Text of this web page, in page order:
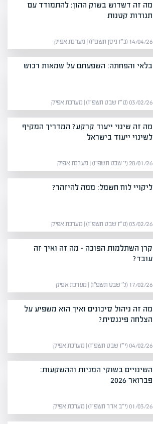
מה זה דשדוש בשוק ההון: להתמודד עם
תנודות קטנות
14/04/26 (כ״ז ניסן תשפ״ו) | מערכת אפיק
בלאי והפחתה: השפעתם על שמאות רכוש
03/02/26 (ט״ז שבט תשפ״ו) | מערכת אפיק
מה זה שינוי ייעוד קרקע? המדריך המקיף
לשינוי ייעוד בישראל
28/01/26 (י׳ שבט תשפ״ו) | מערכת אפיק
ליקויי לוח חשמל: ממה להיזהר?
03/02/26 (ט״ז שבט תשפ״ו) | מערכת אפיק
קרן השתלמות הפוכה – מה זה ואיך זה
עובד?
17/02/26 (ל׳ שבט תשפ״ו) | מערכת אפיק
מה זה ניהול סיכונים ואיך הוא משפיע על
הצלחה פיננסית?
04/02/26 (י״ז שבט תשפ״ו) | מערכת אפיק
השינויים בשוקי המניות וההשקעות:
פברואר 2026
01/03/26 (י״ב אדר תשפ״ו) | מערכת אפיק